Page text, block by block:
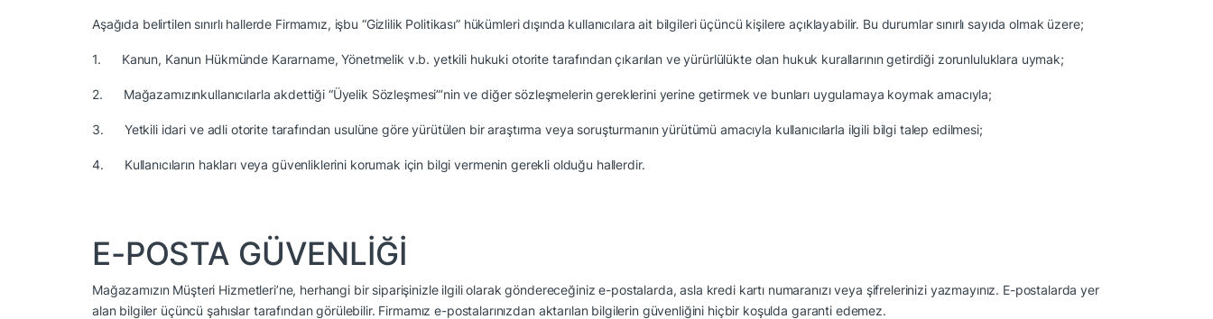
Aşağıda belirtilen sınırlı hallerde Firmamız, işbu “Gizlilik Politikası” hükümleri dışında kullanıcılara ait bilgileri üçüncü kişilere açıklayabilir. Bu durumlar sınırlı sayıda olmak üzere;
1. Kanun, Kanun Hükmünde Kararname, Yönetmelik v.b. yetkili hukuki otorite tarafından çıkarılan ve yürürlülükte olan hukuk kurallarının getirdiği zorunluluklara uymak;
2. Mağazamızınkullanıcılarla akdettiği “Üyelik Sözleşmesi”‘nin ve diğer sözleşmelerin gereklerini yerine getirmek ve bunları uygulamaya koymak amacıyla;
3. Yetkili idari ve adli otorite tarafından usulüne göre yürütülen bir araştırma veya soruşturmanın yürütümü amacıyla kullanıcılarla ilgili bilgi talep edilmesi;
4. Kullanıcıların hakları veya güvenliklerini korumak için bilgi vermenin gerekli olduğu hallerdir.
E-POSTA GÜVENLİĞİ
Mağazamızın Müşteri Hizmetleri’ne, herhangi bir siparişinizle ilgili olarak göndereceğiniz e-postalarda, asla kredi kartı numaranızı veya şifrelerinizi yazmayınız. E-postalarda yer
alan bilgiler üçüncü şahıslar tarafından görülebilir. Firmamız e-postalarınızdan aktarılan bilgilerin güvenliğini hiçbir koşulda garanti edemez.